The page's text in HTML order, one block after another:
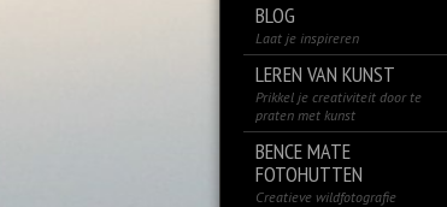
BLOG
Laat je inspireren
LEREN VAN KUNST
Prikkel je creativiteit door te
praten met kunst
BENCE MATE
FOTOHUTTEN
Creatieve wildfotografie